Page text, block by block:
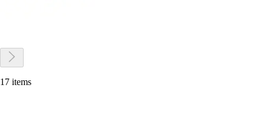
17 items